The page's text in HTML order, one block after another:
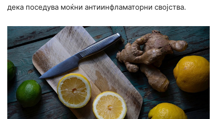
дека поседува моќни антиинфламаторни својства.